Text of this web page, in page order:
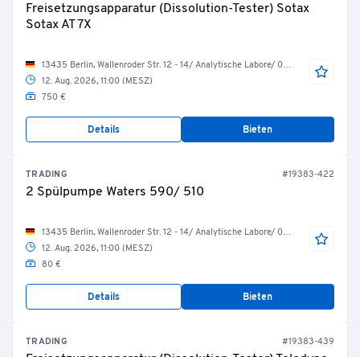
Freisetzungsapparatur (Dissolution-Tester) Sotax
Sotax AT 7X
13435 Berlin, Wallenroder Str. 12 - 14/ Analytische Labore/ 06.10.02 Dissol 01
12. Aug. 2026, 11:00 (MESZ)
750 €
Details Bieten
TRADING #19383-422
2 Spülpumpe Waters 590/ 510
13435 Berlin, Wallenroder Str. 12 - 14/ Analytische Labore/ 06.10.15 HPLC
12. Aug. 2026, 11:00 (MESZ)
80 €
Details Bieten
TRADING #19383-439